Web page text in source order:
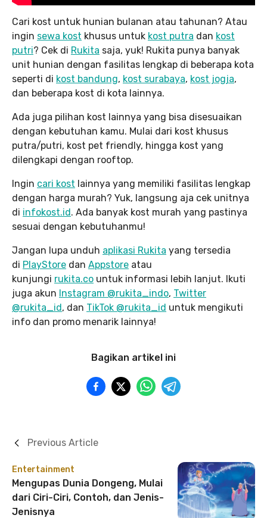
Cari kost untuk hunian bulanan atau tahunan? Atau
ingin sewa kost khusus untuk kost putra dan kost
putri? Cek di Rukita saja, yuk! Rukita punya banyak
unit hunian dengan fasilitas lengkap di beberapa kota
seperti di kost bandung, kost surabaya, kost jogja,
dan beberapa kost di kota lainnya.
Ada juga pilihan kost lainnya yang bisa disesuaikan
dengan kebutuhan kamu. Mulai dari kost khusus
putra/putri, kost pet friendly, hingga kost yang
dilengkapi dengan rooftop.
Ingin cari kost lainnya yang memiliki fasilitas lengkap
dengan harga murah? Yuk, langsung aja cek unitnya
di infokost.id. Ada banyak kost murah yang pastinya
sesuai dengan kebutuhanmu!
Jangan lupa unduh aplikasi Rukita yang tersedia
di PlayStore dan Appstore atau
kunjungi rukita.co untuk informasi lebih lanjut. Ikuti
juga akun Instagram @rukita_indo, Twitter
@rukita_id, dan TikTok @rukita_id untuk mengikuti
info dan promo menarik lainnya!
Bagikan artikel ini
Entertainment
Mengupas Dunia Dongeng, Mulai
dari Ciri-Ciri, Contoh, dan Jenis-
Jenisnya
Previous Article